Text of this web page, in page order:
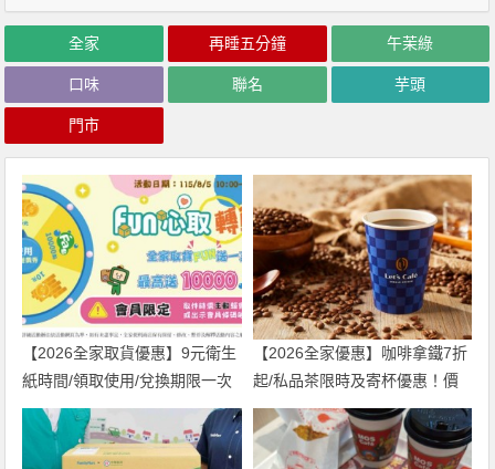
全家 再睡五分鐘 午茉綠
口味 聯名 芋頭
門市
【2026全家取貨優惠】9元衛生
紙時間/領取使用/兌換期限一次
看！
【2026全家優惠】咖啡拿鐵7折
起/私品茶限時及寄杯優惠！價
格/菜單一起看